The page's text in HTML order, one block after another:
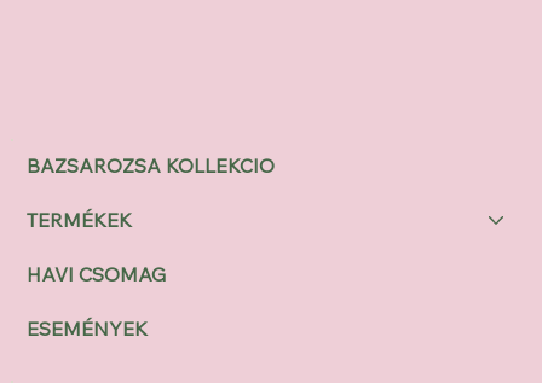
BAZSAROZSA KOLLEKCIO
TERMÉKEK
HAVI CSOMAG
ESEMÉNYEK